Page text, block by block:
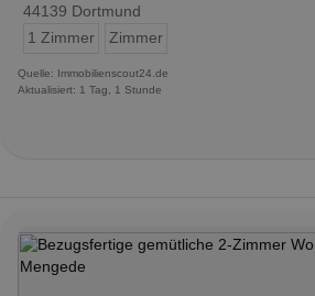
44139 Dortmund
1 Zimmer
Zimmer
Quelle: Immobilienscout24.de
Aktualisiert: 1 Tag, 1 Stunde